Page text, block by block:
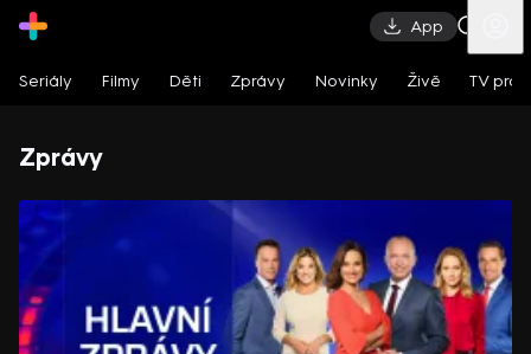
App
Seriály Filmy Děti Zprávy Novinky Živě TV
Zprávy